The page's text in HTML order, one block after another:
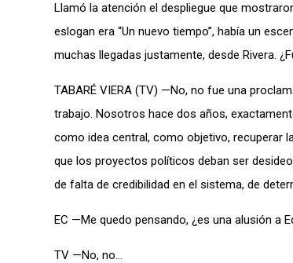
Llamó la atención el despliegue que
eslogan era “Un nuevo tiempo”, había un
muchas llegadas justamente, desde Rivera.
TABARÉ VIERA (TV) —No, no fue una
trabajo. Nosotros hace dos años,
como idea central, como objetivo, recuperar
que los proyectos políticos deban ser
de falta de credibilidad en el sistema, de
EC —Me quedo pensando, ¿es una alusión a
TV —No, no…